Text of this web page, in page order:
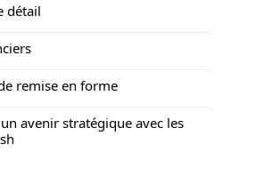
détail
remise en forme
avenir stratégique avec les